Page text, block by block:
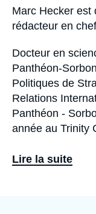
Biographie
Marc Hecker est
rédacteur en
Docteur en
Panthéon-
Politiques de
Relations
Panthéon -
année au Trinity
intitulé «
Lire la suite